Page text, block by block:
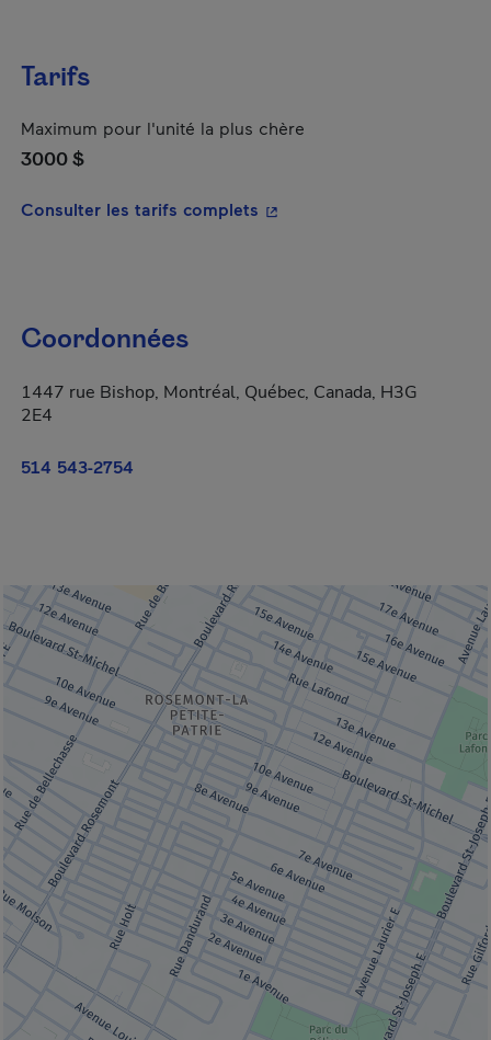
Tarifs
Maximum pour l'unité la plus chère
3000 $
Consulter les tarifs complets - Cet hyperlien s'ouvrira
Coordonnées
1447 rue Bishop, Montréal, Québec, Canada, H3G
2E4
514 543-2754